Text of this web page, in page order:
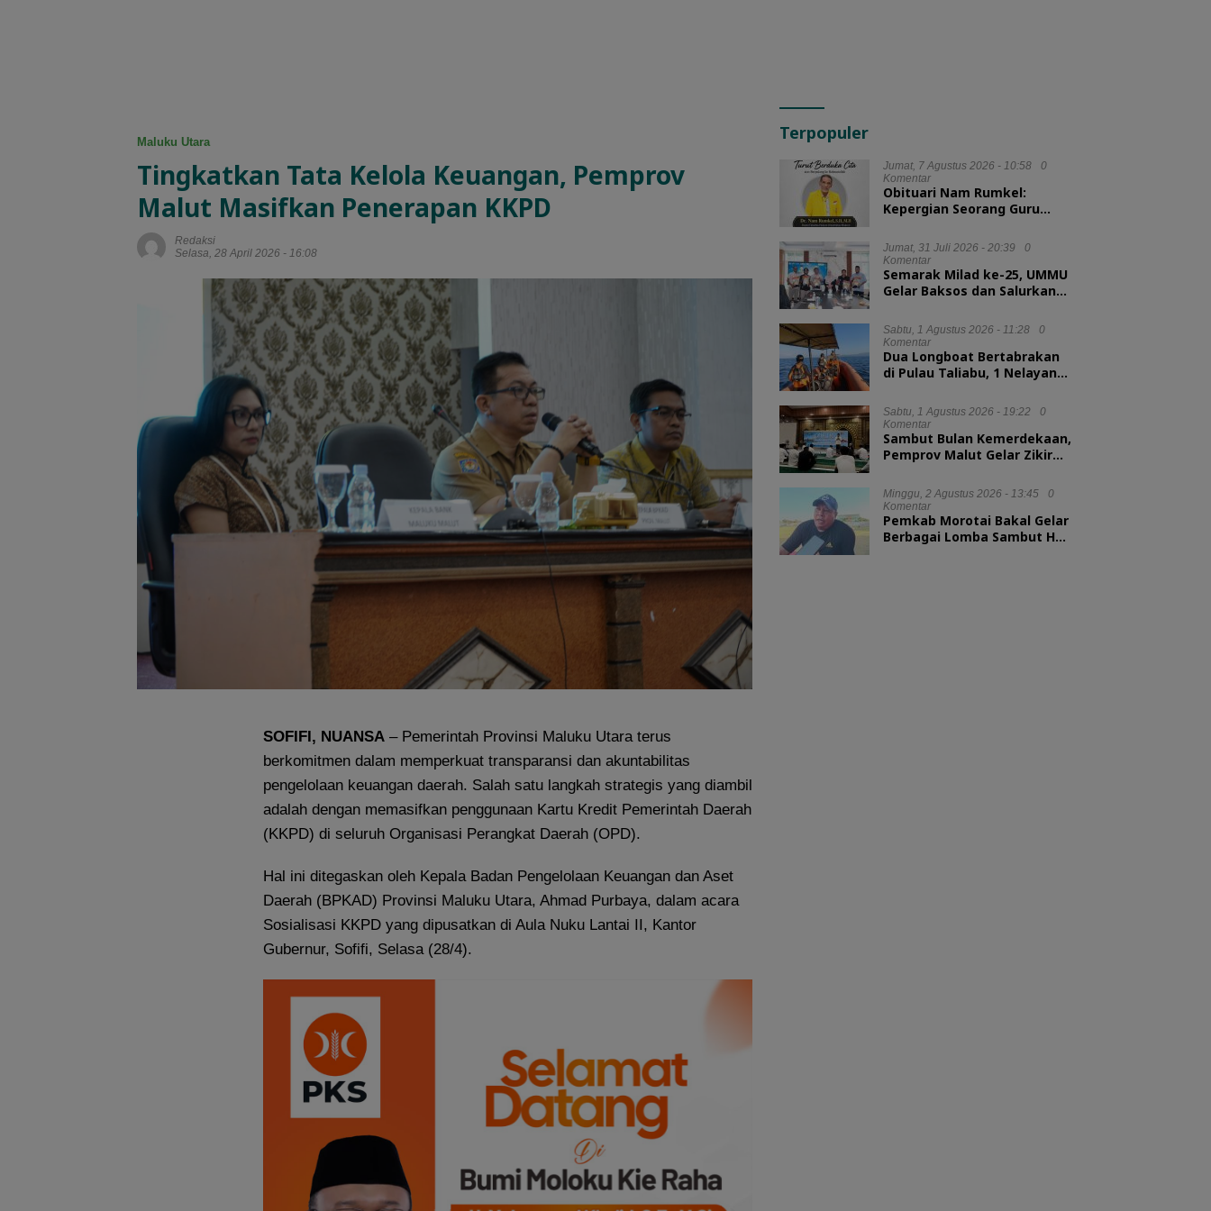
Maluku Utara
Tingkatkan Tata Kelola Keuangan, Pemprov
Malut Masifkan Penerapan KKPD
Redaksi
Selasa, 28 April 2026 - 16:08
SOFIFI, NUANSA – Pemerintah Provinsi Maluku Utara terus
berkomitmen dalam memperkuat transparansi dan akuntabilitas
pengelolaan keuangan daerah. Salah satu langkah strategis yang diambil
adalah dengan memasifkan penggunaan Kartu Kredit Pemerintah Daerah
(KKPD) di seluruh Organisasi Perangkat Daerah (OPD).
​Hal ini ditegaskan oleh Kepala Badan Pengelolaan Keuangan dan Aset
Daerah (BPKAD) Provinsi Maluku Utara, Ahmad Purbaya, dalam acara
Sosialisasi KKPD yang dipusatkan di Aula Nuku Lantai II, Kantor
Gubernur, Sofifi, Selasa (28/4).
Terpopuler
Jumat, 7 Agustus 2026 - 10:58
0
Komentar
Obituari Nam Rumkel:
Kepergian Seorang Guru
Kesederhanaan
Jumat, 31 Juli 2026 - 20:39
0
Komentar
Semarak Milad ke-25, UMMU
Gelar Baksos dan Salurkan
Mahasiswa Kurang Mampu
Sabtu, 1 Agustus 2026 - 11:28
0
Komentar
Dua Longboat Bertabrakan
di Pulau Taliabu, 1 Nelayan
Sabtu, 1 Agustus 2026 - 19:22
0
Komentar
Sambut Bulan Kemerdekaan,
Pemprov Malut Gelar Zikir
Minggu, 2 Agustus 2026 - 13:45
0
Komentar
Pemkab Morotai Bakal Gelar
Berbagai Lomba Sambut HUT